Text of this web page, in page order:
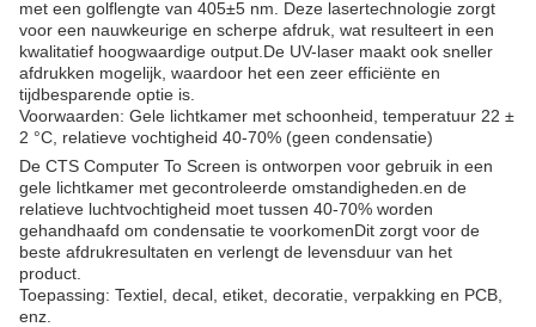
met een golflengte van 405±5 nm. Deze lasertechnologie zorgt
voor een nauwkeurige en scherpe afdruk, wat resulteert in een
kwalitatief hoogwaardige output.De UV-laser maakt ook sneller
afdrukken mogelijk, waardoor het een zeer efficiënte en
tijdbesparende optie is.
Voorwaarden: Gele lichtkamer met schoonheid, temperatuur 22 ±
2 °C, relatieve vochtigheid 40-70% (geen condensatie)
De CTS Computer To Screen is ontworpen voor gebruik in een
gele lichtkamer met gecontroleerde omstandigheden.en de
relatieve luchtvochtigheid moet tussen 40-70% worden
gehandhaafd om condensatie te voorkomenDit zorgt voor de
beste afdrukresultaten en verlengt de levensduur van het
product.
Toepassing: Textiel, decal, etiket, decoratie, verpakking en PCB,
enz.